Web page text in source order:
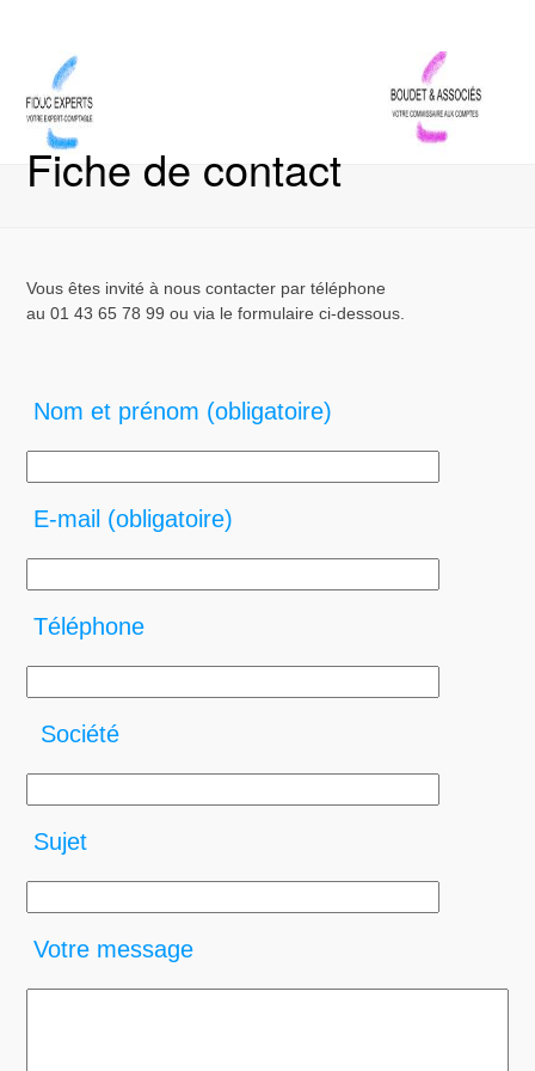
mobile
menu
mobile
menu
Fiche de contact
Vous êtes invité à nous contacter par téléphone
au 01 43 65 78 99 ou via le formulaire ci-dessous.
Nom et prénom (obligatoire)
E-mail (obligatoire)
Téléphone
Société
Sujet
Votre message